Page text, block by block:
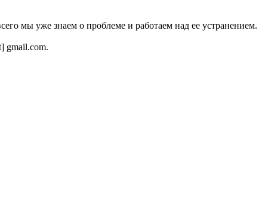
мы уже знаем о проблеме и работаем над ее устранением.
gmail.com.